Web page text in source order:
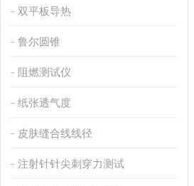
双平板导热
鲁尔圆锥
阻燃测试仪
纸张透气度
皮肤缝合线线径
注射针针尖刺穿力测试